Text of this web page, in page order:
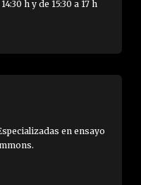
h y de 15:30 a 17 h
en ensayo